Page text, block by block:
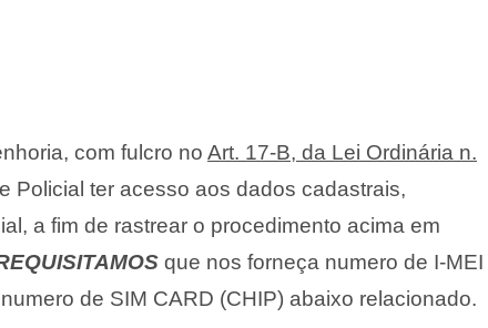
com fulcro no Art. 17-B, da Lei Ordinária n.
Policial ter acesso aos dados cadastrais,
a fim de rastrear o procedimento acima em
que nos forneça numero de I-MEI
de SIM CARD (CHIP) abaixo relacionado.